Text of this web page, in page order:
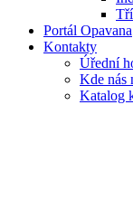
Portál Opavana
Kontakty
Úřední
Kde nás
Katalog